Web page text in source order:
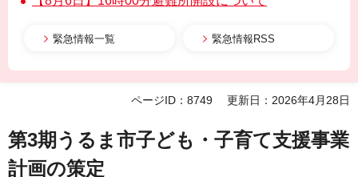
緊急情報一覧 緊急情報RSS
ページID：8749 更新日：2026年4月28日
第3期うるま市子ども・子育て支援事業
計画の策定